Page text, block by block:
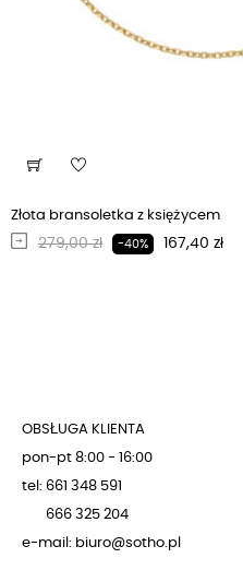
Złota bransoletka z księżycem
Regularna cena
279,00 zł -40% Cena
167,40 zł
OBSŁUGA KLIENTA
pon-pt 8:00 - 16:00
tel: 661 348 591
666 325 204
e-mail: biuro@sotho.pl